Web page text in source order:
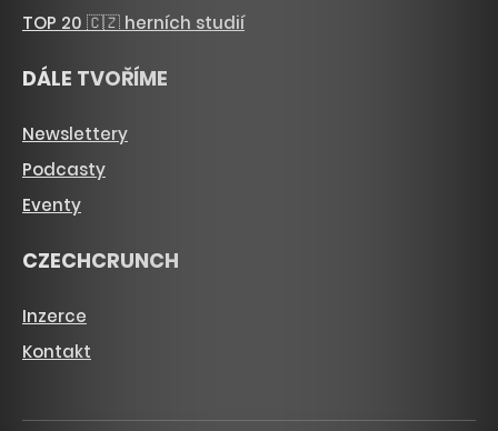
TOP 20 🇨🇿 herních studií
DÁLE TVOŘÍME
Newslettery
Podcasty
Eventy
CZECHCRUNCH
Inzerce
Kontakt